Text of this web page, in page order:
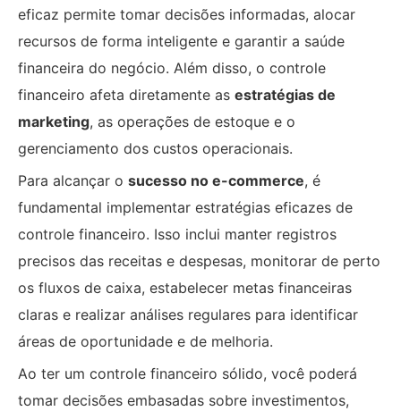
eficaz permite tomar decisões informadas, alocar
recursos de forma inteligente e garantir a saúde
financeira do negócio. Além disso, o controle
financeiro afeta diretamente as estratégias de
marketing, as operações de estoque e o
gerenciamento dos custos operacionais.
Para alcançar o sucesso no e-commerce, é
fundamental implementar estratégias eficazes de
controle financeiro. Isso inclui manter registros
precisos das receitas e despesas, monitorar de perto
os fluxos de caixa, estabelecer metas financeiras
claras e realizar análises regulares para identificar
áreas de oportunidade e de melhoria.
Ao ter um controle financeiro sólido, você poderá
tomar decisões embasadas sobre investimentos,